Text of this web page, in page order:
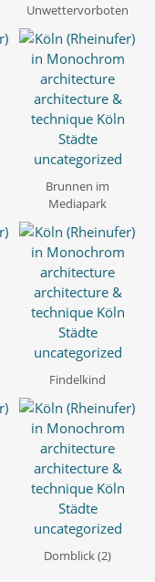
Unwettervorboten
Brunnen im
Mediapark
Findelkind
Domblick (2)